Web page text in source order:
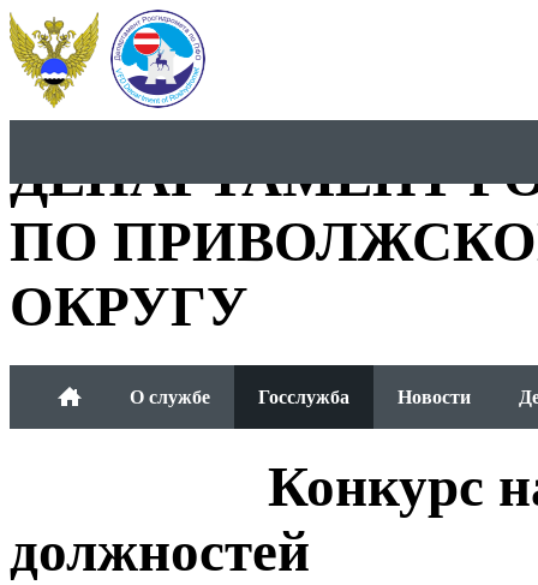
ДЕПАРТАМЕНТ
ПО
ОКРУГУ
О службе Госслужба Новости
Конкурс
должностей